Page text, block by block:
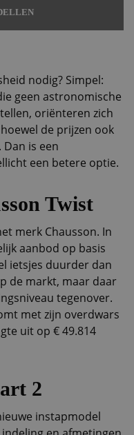
nodig? Simpel:
geen astronomische
oriënteren zich
de prijzen ook
is een
een betere optie.
Twist
merk Chausson. In
aanbod op basis
ietsjes duurder dan
de markt, maar daar
tegenover.
met zijn overdwars
uit op € 49.814
2
instapmodel